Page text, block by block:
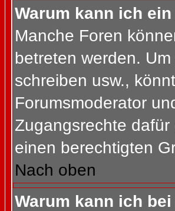
Warum kann ich
Manche Foren
betreten werden.
schreiben usw.,
Forumsmoderator
Zugangsrechte
einen berechtigten
Nach oben
Warum kann ich